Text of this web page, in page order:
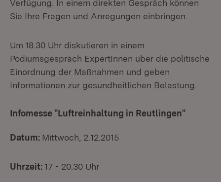
Verfügung. In einem direkten Gespräch können
Sie Ihre Fragen und Anregungen einbringen.
Um 18.30 Uhr diskutieren in einem
Podiumsgespräch ExpertInnen über die politische
Einordnung der Maßnahmen und geben
Informationen zur gesundheitlichen Belastung.
Infomesse "Luftreinhaltung in Reutlingen"
Datum: Mittwoch, 2.12.2015
Uhrzeit: 17 - 20.30 Uhr